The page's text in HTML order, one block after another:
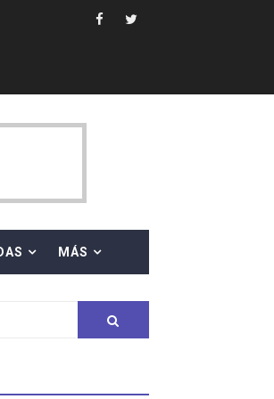
ruso, llevándose 8 medallas, seis para
Mexico
MÁS